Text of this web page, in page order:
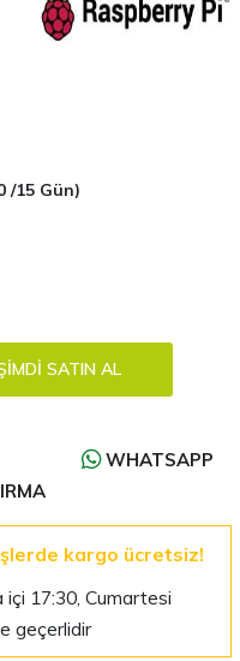
/15 Gün)
WHATSAPP
kargo ücretsiz!
içi 17:30, Cumartesi
geçerlidir